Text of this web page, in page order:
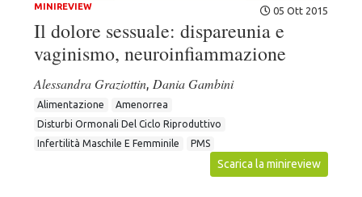
MINIREVIEW 05 Ott 2015
Il dolore sessuale: dispareunia e
vaginismo, neuroinfiammazione
Alessandra Graziottin, Dania Gambini
Alimentazione
Amenorrea
Disturbi Ormonali Del Ciclo Riproduttivo
Infertilità Maschile E Femminile
PMS
Scarica la minireview